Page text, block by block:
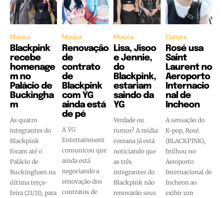
Música
Blackpink
recebe
homenage
m no
Palácio de
Buckingha
m
As quatro
integrantes do
Blackpink
foram até o
Palácio de
Buckingham na
última terça-
feira (21/11), para
Música
Renovação
de
contrato
de
Blackpink
com YG
ainda está
de pé
A YG
Entertainment
comunicou que
ainda está
negociando a
renovação dos
contratos de
Música
Lisa, Jisoo
e Jennie,
do
Blackpink,
estariam
saindo da
YG
Verdade ou
rumor? A mídia
coreana já está
noticiando que
as três
integrantes do
Blackpink não
renovarão seus
Cultura
Rosé usa
Saint
Laurent no
Aeroporto
Internacio
nal de
Incheon
A sensação do
K-pop, Rosé
(BLACKPINK),
brilhou no
Aeroporto
Internacional de
Incheon ao
exibir um